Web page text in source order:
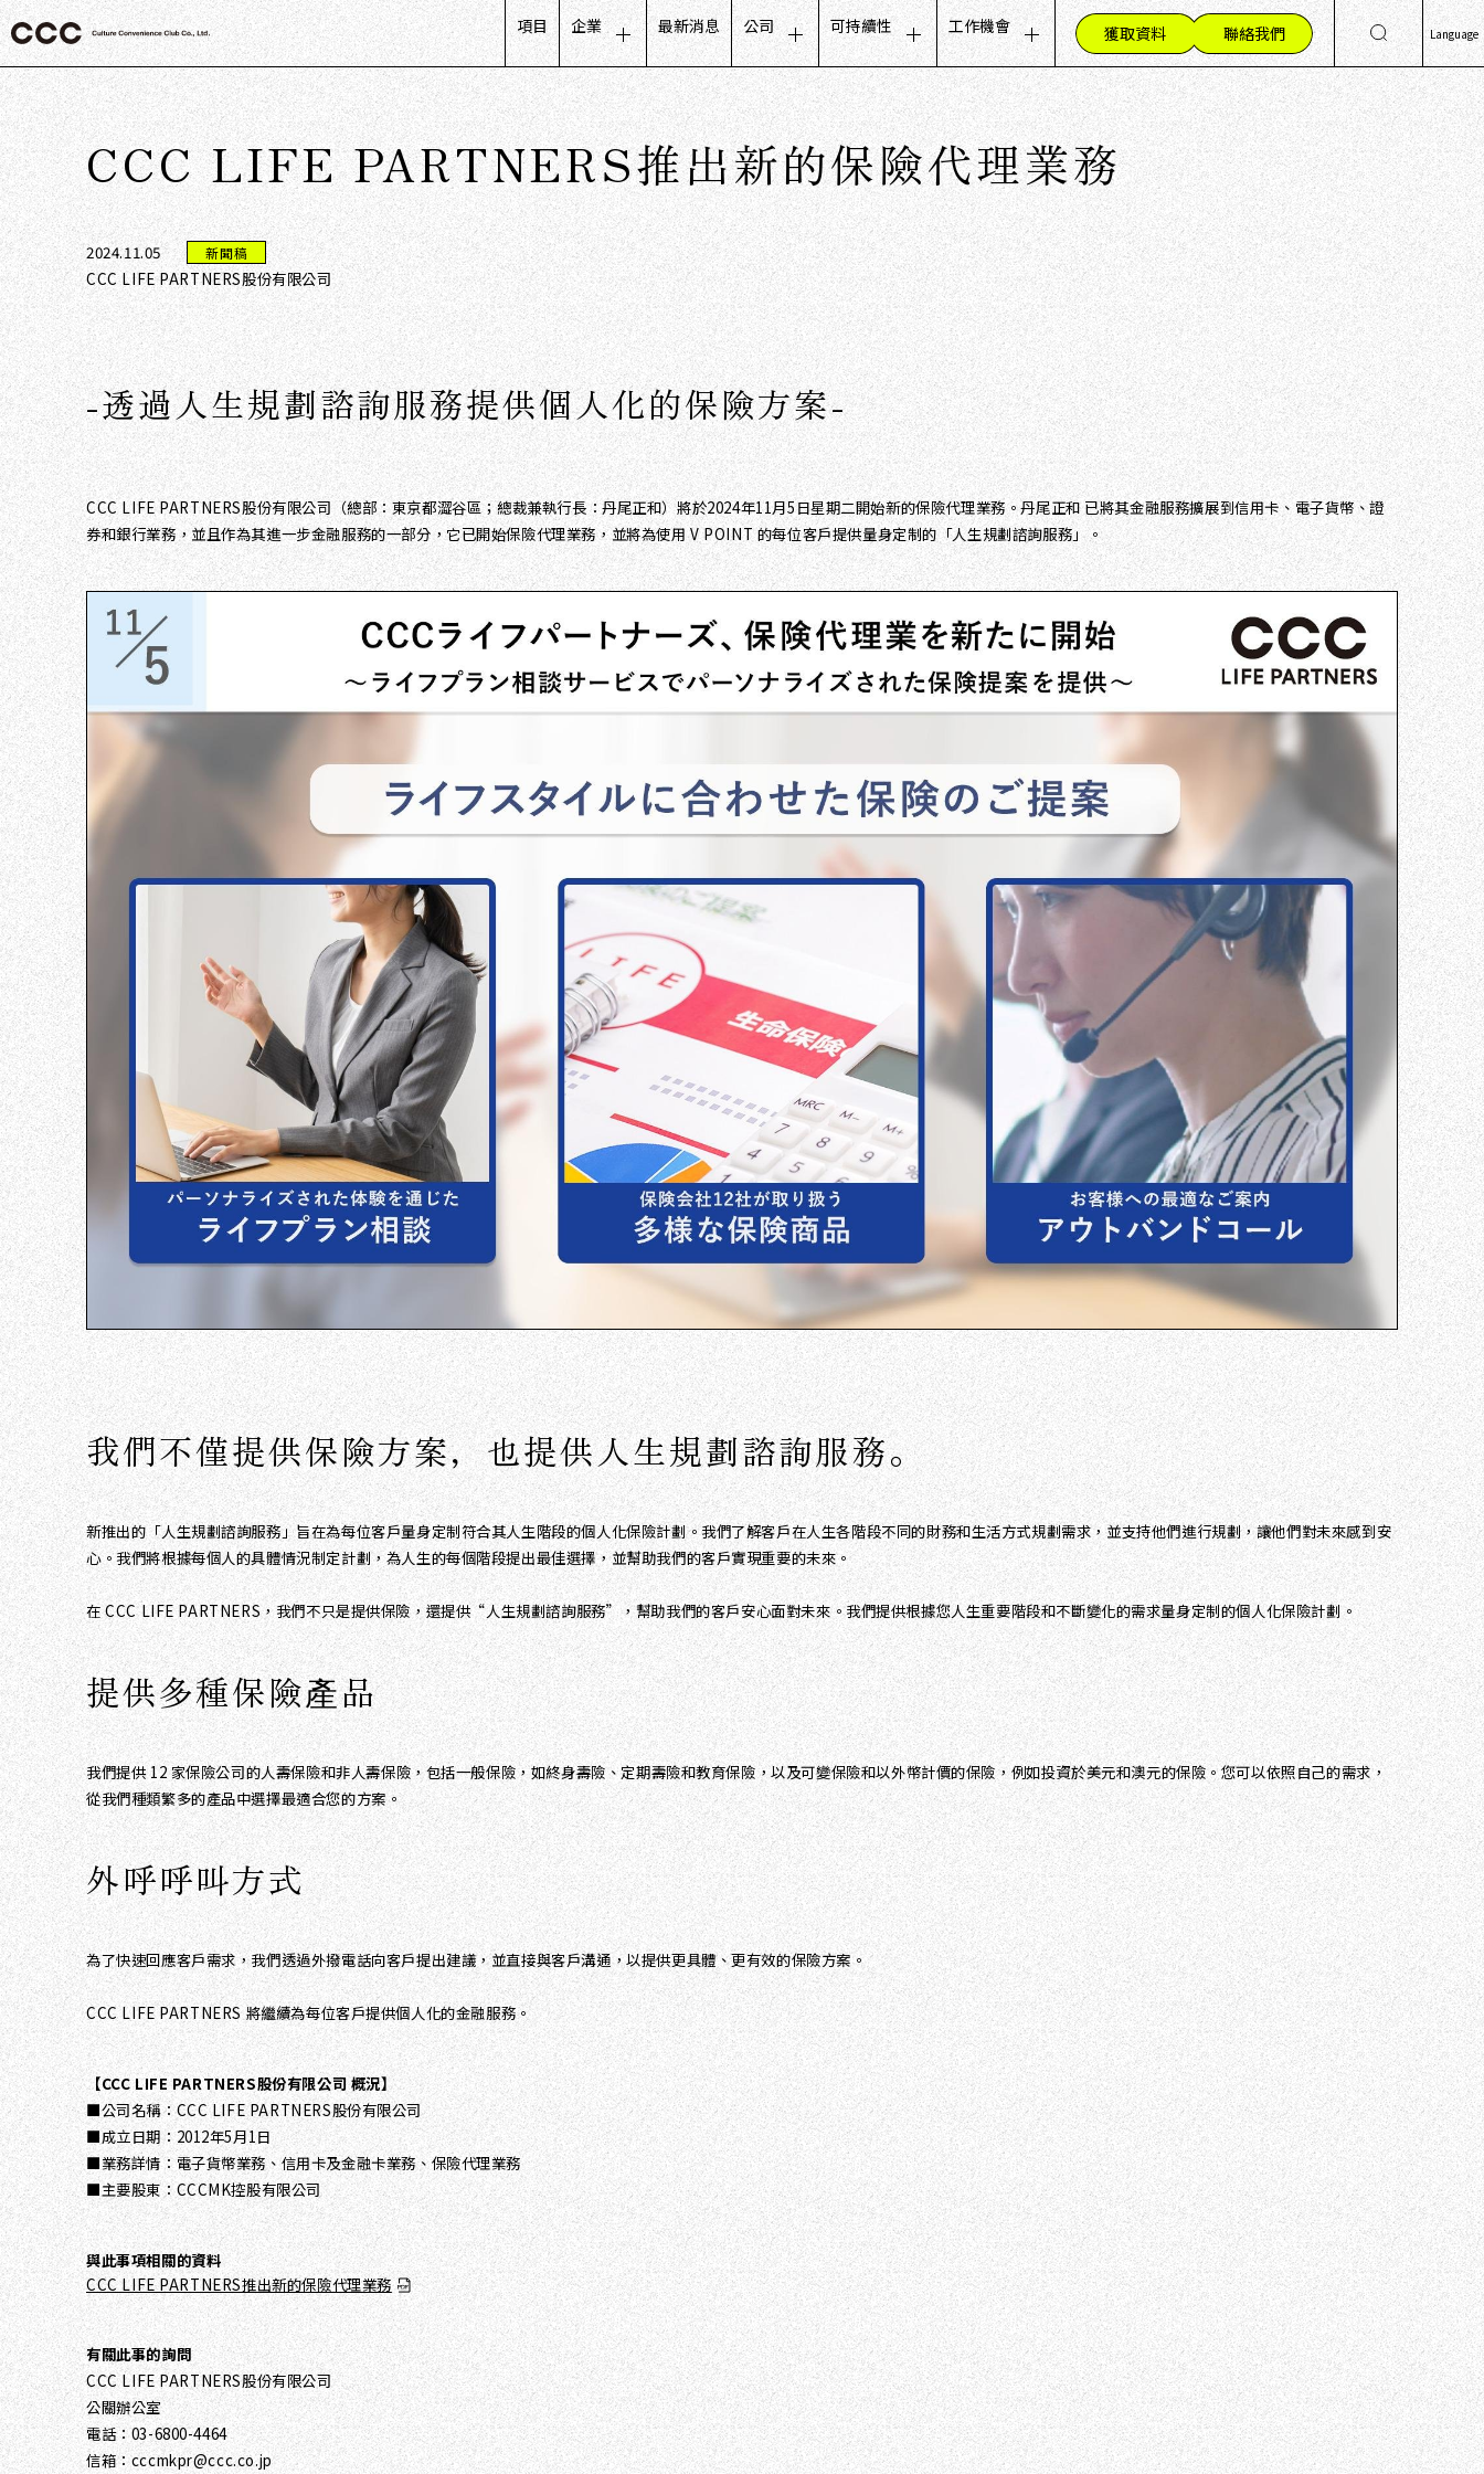
項目 企業
客戶體驗
零售業務
生活設計事業
合作夥伴溝通
資料庫行銷
最新消息 公司
管理層致辭
公司概況
使命・願景・價值觀
集團公司
董事會成員
公司發展歷程
用數字看CCC
可持續性
關於永續發展的訊息
公平與包容的倡議
與地方社區的合作
管理規範
工作機會
招聘職位（招聘資訊）
對人才的重視
工作環境
員工心聲
獲取資料 聯絡我們 Language
日
简
繁
CCC LIFE PARTNERS推出新的保險代理業務
2024.11.05 新聞稿
CCC LIFE PARTNERS股份有限公司
-透過人生規劃諮詢服務提供個人化的保險方案-
CCC LIFE PARTNERS股份有限公司（總部：東京都澀谷區；總裁兼執行長：丹尾正和）將於2024年11月5日星期二開始新的保險代理業務。丹尾正和 已將其金融服務擴展到信用卡、電子貨幣、證
券和銀行業務，並且作為其進一步金融服務的一部分，它已開始保險代理業務，並將為使用 V POINT 的每位客戶提供量身定制的「人生規劃諮詢服務」。
我們不僅提供保險方案，也提供人生規劃諮詢服務。
新推出的「人生規劃諮詢服務」旨在為每位客戶量身定制符合其人生階段的個人化保險計劃。我們了解客戶在人生各階段不同的財務和生活方式規劃需求，並支持他們進行規劃，讓他們對未來感到安
心。我們將根據每個人的具體情況制定計劃，為人生的每個階段提出最佳選擇，並幫助我們的客戶實現重要的未來。
在 CCC LIFE PARTNERS，我們不只是提供保險，還提供“人生規劃諮詢服務”，幫助我們的客戶安心面對未來。我們提供根據您人生重要階段和不斷變化的需求量身定制的個人化保險計劃。
提供多種保險產品
我們提供 12 家保險公司的人壽保險和非人壽保險，包括一般保險，如終身壽險、定期壽險和教育保險，以及可變保險和以外幣計價的保險，例如投資於美元和澳元的保險。您可以依照自己的需求，
從我們種類繁多的產品中選擇最適合您的方案。
外呼呼叫方式
為了快速回應客戶需求，我們透過外撥電話向客戶提出建議，並直接與客戶溝通，以提供更具體、更有效的保險方案。
CCC LIFE PARTNERS 將繼續為每位客戶提供個人化的金融服務。
【CCC LIFE PARTNERS股份有限公司 概況】
■公司名稱：CCC LIFE PARTNERS股份有限公司
■成立日期：2012年5月1日
■業務詳情：電子貨幣業務、信用卡及金融卡業務、保險代理業務
■主要股東：CCCMK控股有限公司
與此事項相關的資料
CCC LIFE PARTNERS推出新的保險代理業務
有關此事的詢問
CCC LIFE PARTNERS股份有限公司
公關辦公室
電話：03-6800-4464
信箱：cccmkpr@ccc.co.jp